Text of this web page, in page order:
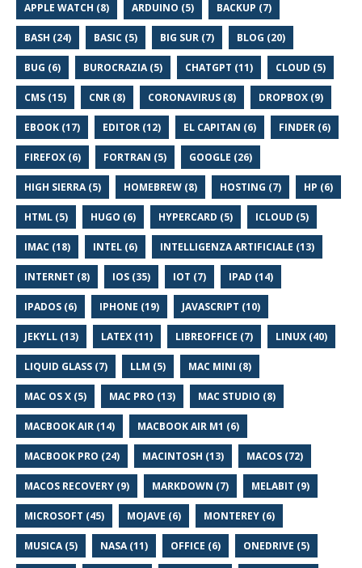
APPLE WATCH (8) ARDUINO (5) BACKUP (7)
BASH (24) BASIC (5) BIG SUR (7) BLOG (20)
BUG (6) BUROCRAZIA (5) CHATGPT (11) CLOUD (5)
CMS (15) CNR (8) CORONAVIRUS (8) DROPBOX (9)
EBOOK (17) EDITOR (12) EL CAPITAN (6) FINDER (6)
FIREFOX (6) FORTRAN (5) GOOGLE (26)
HIGH SIERRA (5) HOMEBREW (8) HOSTING (7) HP (6)
HTML (5) HUGO (6) HYPERCARD (5) ICLOUD (5)
IMAC (18) INTEL (6) INTELLIGENZA ARTIFICIALE (13)
INTERNET (8) IOS (35) IOT (7) IPAD (14)
IPADOS (6) IPHONE (19) JAVASCRIPT (10)
JEKYLL (13) LATEX (11) LIBREOFFICE (7) LINUX (40)
LIQUID GLASS (7) LLM (5) MAC MINI (8)
MAC OS X (5) MAC PRO (13) MAC STUDIO (8)
MACBOOK AIR (14) MACBOOK AIR M1 (6)
MACBOOK PRO (24) MACINTOSH (13) MACOS (72)
MACOS RECOVERY (9) MARKDOWN (7) MELABIT (9)
MICROSOFT (45) MOJAVE (6) MONTEREY (6)
MUSICA (5) NASA (11) OFFICE (6) ONEDRIVE (5)